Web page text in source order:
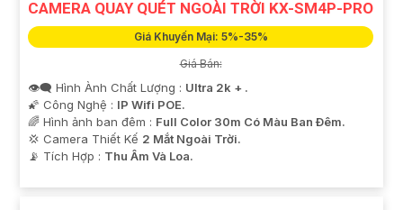
CAMERA QUAY QUÉT NGOÀI TRỜI KX-SM4P-PRO
Giá Khuyến Mại: 5%-35%
Giá Bán:
👁️‍🗨 Hình Ành Chất Lượng : Ultra 2k + .
🌠 Công Nghệ : IP Wifi POE.
🌈 Hình ảnh ban đêm : Full Color 30m Có Màu Ban Ðêm.
💢 Camera Thiết Kế 2 Mắt Ngoài Trời.
️📡 Tích Hợp : Thu Âm Và Loa.